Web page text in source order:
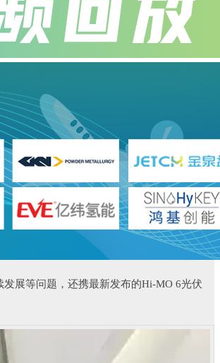
发展等问题，还携最新发布的Hi-MO 6光伏